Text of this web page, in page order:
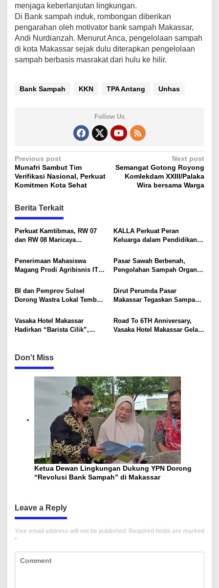
menjaga keberlanjutan lingkungan.
Di Bank sampah induk, rombongan diberikan
pengarahan oleh motivator bank sampah Makassar,
Andi Nurdianzah. Menurut Anca, pengelolaan sampah
di kota Makassar sejak dulu diterapkan pengelolaan
sampah berbasis masrakat dari hulu ke hilir.
Bank Sampah KKN TPA Antang Unhas
Follow Us
P
o
s
t
n
a
v
i
g
a
t
o
Previous post
Munafri Sambut Tim
Verifikasi Nasional, Perkuat
Komitmen Kota Sehat
Next post
Semangat Gotong Royong
Komlekdam XXIII/Palaka
Wira bersama Warga
Berita Terkait
Perkuat Kamtibmas, RW 07
dan RW 08 Maricaya
Kontainer Terpadu
KALLA Perkuat Peran
Keluarga dalam Pendidikan
Explorers
Penerimaan Mahasiswa
Magang Prodi Agribisnis ITP
Perkuat Kompetensi Lewat
Program MBKM
Pasar Sawah Berbenah,
Pengolahan Sampah Organik
BI dan Pemprov Sulsel
Dorong Wastra Lokal Tembus
Mancanegara
Dirut Perumda Pasar
Makassar Tegaskan Sampah
Bukan Dibuang ke TPA
Vasaka Hotel Makassar
Hadirkan “Barista Cilik”,
Road To 6TH Anniversary,
Vasaka Hotel Makassar Gelar
Don't Miss
Ketua Dewan Lingkungan Dukung YPN Dorong
“Revolusi Bank Sampah” di Makassar
Leave a Reply
Your email address will not be published. Required fields are marked
*